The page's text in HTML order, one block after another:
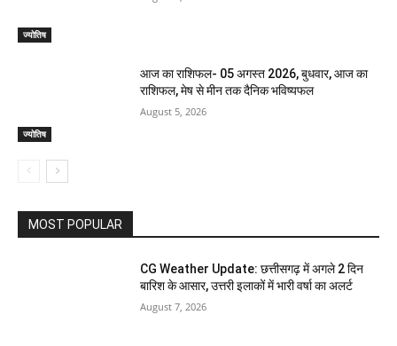
ज्योतिष
ज्योतिष
आज का राशिफल- 05 अगस्त 2026, बुधवार, आज का
राशिफल, मेष से मीन तक दैनिक भविष्यफल
August 5, 2026
MOST POPULAR
CG Weather Update: छत्तीसगढ़ में अगले 2 दिन
बारिश के आसार, उत्तरी इलाकों में भारी वर्षा का अलर्ट
August 7, 2026